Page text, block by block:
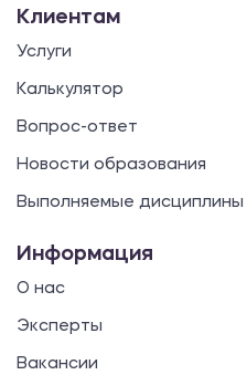
Клиентам
Услуги
Калькулятор
Вопрос-ответ
Новости образования
Выполняемые дисциплины
Информация
О нас
Эксперты
Вакансии